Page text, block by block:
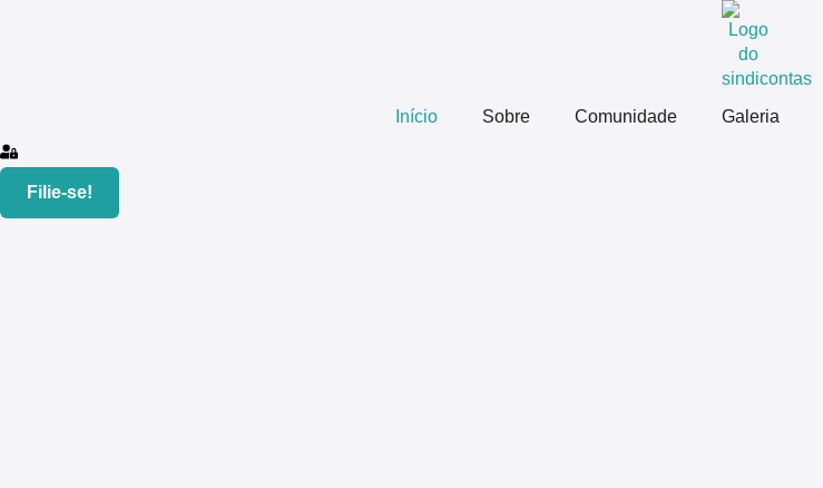
Início Sobre Comunidade Galeria
Filie-se!